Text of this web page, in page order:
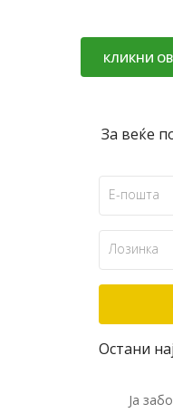
КЛИКНИ
За веќе
Остани
Ја